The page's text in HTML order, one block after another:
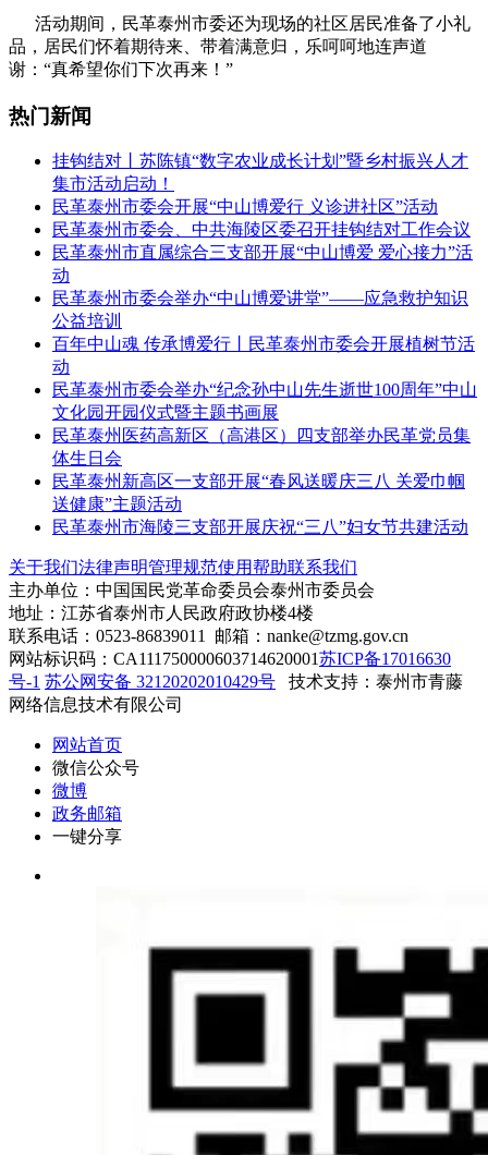
活动期间，民革泰州市委还为现场的社区居民准备了小礼
品，居民们怀着期待来、带着满意归，乐呵呵地连声道
谢：“真希望你们下次再来！”
热门新闻
挂钩结对丨苏陈镇“数字农业成长计划”暨乡村振兴人才
集市活动启动！
民革泰州市委会开展“中山博爱行 义诊进社区”活动
民革泰州市委会、中共海陵区委召开挂钩结对工作会议
民革泰州市直属综合三支部开展“中山博爱 爱心接力”活
动
民革泰州市委会举办“中山博爱讲堂”——应急救护知识
公益培训
百年中山魂 传承博爱行丨民革泰州市委会开展植树节活
动
民革泰州市委会举办“纪念孙中山先生逝世100周年”中山
文化园开园仪式暨主题书画展
民革泰州医药高新区（高港区）四支部举办民革党员集
体生日会
民革泰州新高区一支部开展“春风送暖庆三八 关爱巾帼
送健康”主题活动
民革泰州市海陵三支部开展庆祝“三八”妇女节共建活动
关于我们法律声明管理规范使用帮助联系我们
主办单位：中国国民党革命委员会泰州市委员会
地址：江苏省泰州市人民政府政协楼4楼
联系电话：0523-86839011 邮箱：nanke@tzmg.gov.cn
网站标识码：CA111750000603714620001苏ICP备17016630
号-1 苏公网安备 32120202010429号
技术支持：泰州市青藤
网络信息技术有限公司
网站首页
微信公众号
微博
政务邮箱
一键分享